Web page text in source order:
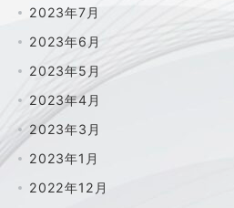
2023年7月
2023年6月
2023年5月
2023年4月
2023年3月
2023年1月
2022年12月